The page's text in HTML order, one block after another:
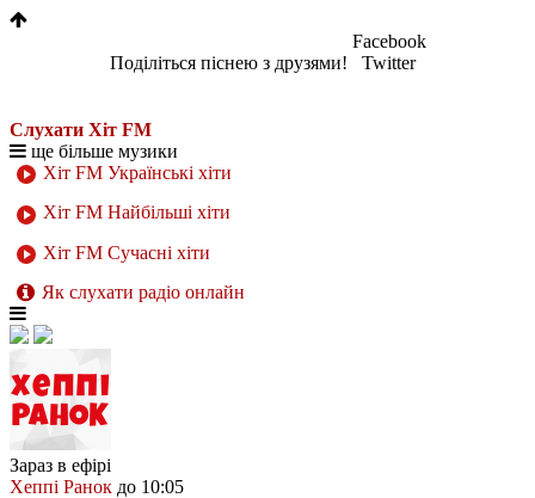
Поділіться піснею з друзями!
Facebook
Twitter
Слухати Хіт FM
ще більше музики
Хіт FM Українські хіти
Хіт FM Найбільші хіти
Хіт FM Сучасні хіти
Як слухати радіо онлайн
Зараз в ефірі
Хеппі Ранок до 10:05